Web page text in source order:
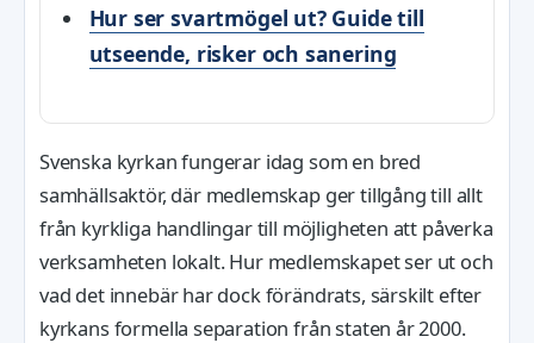
Hur ser svartmögel ut? Guide till
utseende, risker och sanering
Svenska kyrkan fungerar idag som en bred
samhällsaktör, där medlemskap ger tillgång till allt
från kyrkliga handlingar till möjligheten att påverka
verksamheten lokalt. Hur medlemskapet ser ut och
vad det innebär har dock förändrats, särskilt efter
kyrkans formella separation från staten år 2000.